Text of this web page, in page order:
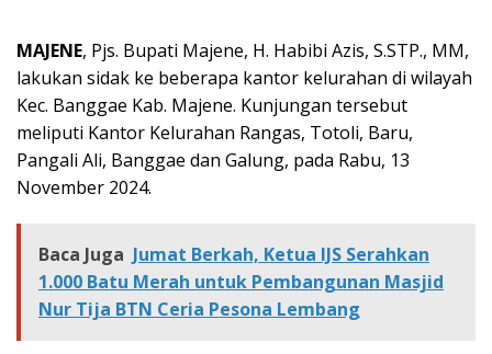
MAJENE, Pjs. Bupati Majene, H. Habibi Azis, S.STP., MM,
lakukan sidak ke beberapa kantor kelurahan di wilayah
Kec. Banggae Kab. Majene. Kunjungan tersebut
meliputi Kantor Kelurahan Rangas, Totoli, Baru,
Pangali Ali, Banggae dan Galung, pada Rabu, 13
November 2024.
Baca Juga Jumat Berkah, Ketua IJS Serahkan
1.000 Batu Merah untuk Pembangunan Masjid
Nur Tija BTN Ceria Pesona Lembang